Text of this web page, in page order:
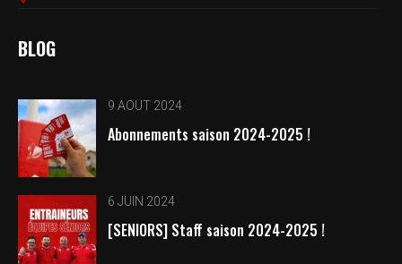
BLOG
9 AOÛT 2024
Abonnements saison 2024-2025 !
6 JUIN 2024
[SENIORS] Staff saison 2024-2025 !